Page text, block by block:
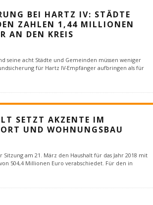
BEI HARTZ IV: STÄDTE
ZAHLEN 1,44 MILLIONEN
AN DEN KREIS
seine acht Städte und Gemeinden müssen weniger
für Hartz IV-Empfänger aufbringen als für
SETZT AKZENTE IM
UND WOHNUNGSBAU
Sitzung am 21. März den Haushalt für das Jahr 2018 mit
504,4 Millionen Euro verabschiedet. Für den in